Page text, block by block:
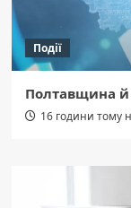
Події
Полтавщина й
16 години тому